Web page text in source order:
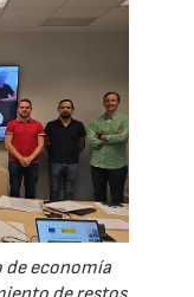
de economía